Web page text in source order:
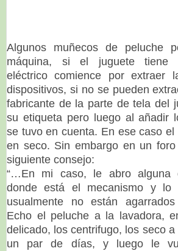
Algunos muñecos de peluche
máquina, si el juguete tiene
eléctrico comience por extraer
dispositivos, si no se pueden
fabricante de la parte de tela del
su etiqueta pero luego al añadir
se tuvo en cuenta. En ese caso
en seco. Sin embargo en un
siguiente consejo:
“…En mi caso, le abro alguna
donde está el mecanismo y lo
usualmente no están
Echo el peluche a la lavadora,
delicado, los centrifugo, los seco
un par de días, y luego le